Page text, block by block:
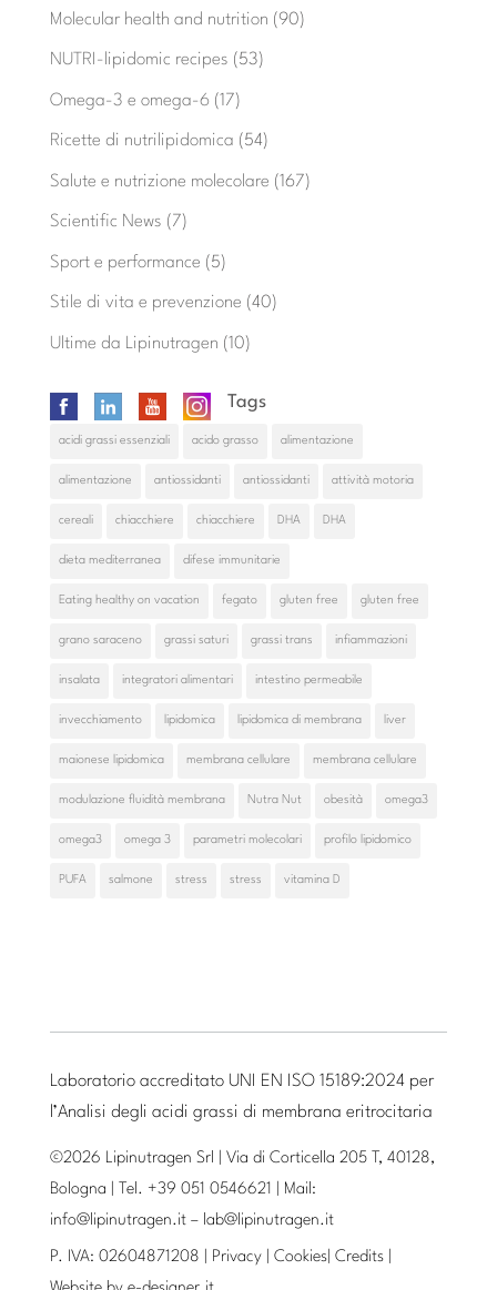
Molecular health and nutrition (90)
NUTRI-lipidomic recipes (53)
Omega-3 e omega-6(17)
Ricette di nutrilipidomica (54)
Salute e nutrizione molecolare (167)
Scientific News (7)
Sport e performance (5)
Stile di vita e prevenzione (40)
Ultime da Lipinutragen (10)
Tags
acidi grassi essenziali acido grasso alimentazione
alimentazione antiossidanti antiossidanti attività motoria
cereali chiacchiere chiacchiere DHA DHA
dieta mediterranea difese immunitarie
Eating healthy on vacation fegato gluten free gluten free
grano saraceno grassi saturi grassi trans infiammazioni
insalata integratori alimentari intestino permeabile
invecchiamento lipidomica lipidomica di membrana liver
maionese lipidomica membrana cellulare membrana cellulare
modulazione fluidità membrana Nutra Nut obesità omega3
omega3 omega 3 parametri molecolari profilo lipidomico
PUFA salmone stress stress vitamina D
Laboratorio accreditato UNI EN ISO 15189:2024 per
l’Analisi degli acidi grassi di membrana eritrocitaria
©2026 Lipinutragen Srl | Via di Corticella 205 T, 40128,
Bologna | Tel. +39 051 0546621 | Mail:
info@lipinutragen.it– lab@lipinutragen.it
P. IVA: 02604871208 | Privacy| Cookies| Credits|